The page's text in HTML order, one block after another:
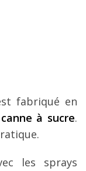
fabriqué en
à sucre.
les sprays